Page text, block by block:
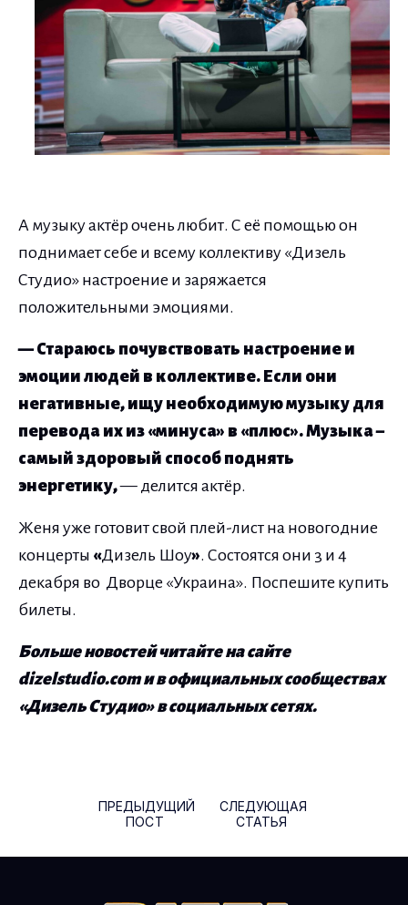
А музыку актёр очень любит. С её помощью он
поднимает себе и всему коллективу «Дизель
Студио» настроение и заряжается
положительными эмоциями.
— Стараюсь почувствовать настроение и
эмоции людей в коллективе. Если они
негативные, ищу необходимую музыку для
перевода их из «минуса» в «плюс». Музыка –
самый здоровый способ поднять
энергетику,— делится актёр.
Женя уже готовит свой плей-лист на новогодние
концерты «Дизель Шоу». Состоятся они 3 и 4
декабря во Дворце «Украина». Поспешите купить
билеты.
Больше новостей читайте на сайте
dizelstudio.com и в официальных сообществах
«Дизель Студио» в социальных сетях.
ПРЕДЫДУЩИЙ
ПОСТ
СЛЕДУЮЩАЯ
СТАТЬЯ